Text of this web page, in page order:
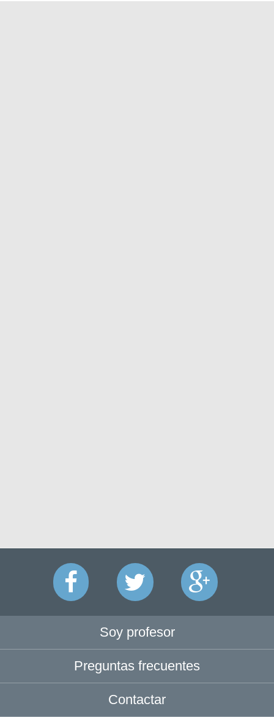
Soy profesor
Preguntas frecuentes
Contactar